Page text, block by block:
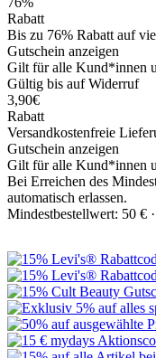
Rabatt
Bis zu 76% Rabatt auf
Gutschein anzeigen
Gilt für alle Kund*innen
Gültig bis auf Widerruf
3,90€
Rabatt
Versandkostenfreie
Gutschein anzeigen
Gilt für alle Kund*innen
Bei Erreichen des
automatisch erlassen.
Mindestbestellwert: 50 € ·